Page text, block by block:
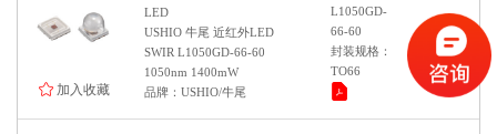
加入收藏
LED
USHIO 牛尾 近红外LED
SWIR L1050GD-66-60
1050nm 1400mW
品牌：USHIO/牛尾
L1050GD-
66-60
封装规格：
TO66
￥
询价